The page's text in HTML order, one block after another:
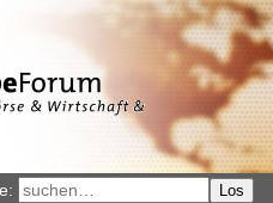
Los